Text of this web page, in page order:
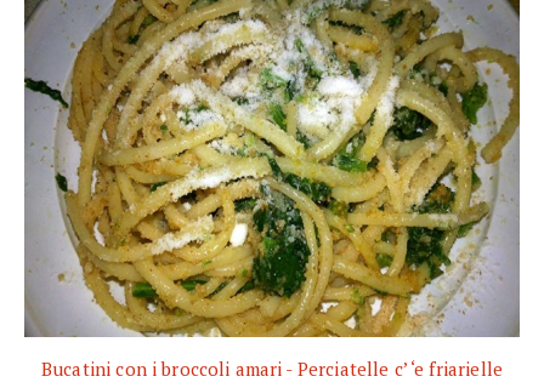
Bucatini con i broccoli amari - Perciatelle c’ ‘e friarielle